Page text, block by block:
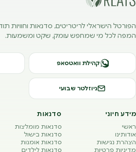
הפורטל הישראלי לריטריטים, סדנאות וחוויות
המפה לכל מי שמחפש עומק, שקט ומשמעות.
קהילת וואטסאפ
ניוזלטר שבועי
מידע חיוני
ראשי
אודותינו
הצהרת נגישות
מדיניות פרטיות
סדנאות
סדנאות מומלצות
סדנאות בישול
סדנאות אומנות
סדנאות לילדים